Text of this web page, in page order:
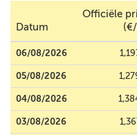
Datum
Officiële
06/08/2026
05/08/2026
04/08/2026
03/08/2026